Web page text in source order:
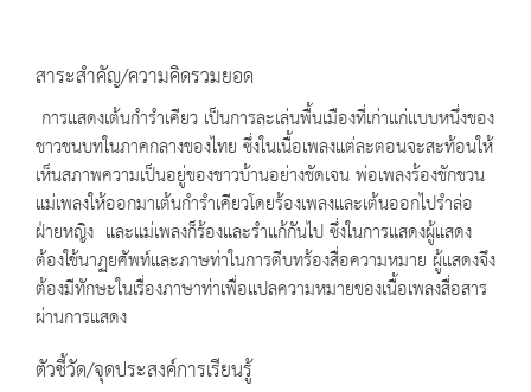
สาระสำคัญ/ความคิดรวมยอด
การแสดงเต้นกำรำเคียว เป็นการละเล่นพื้นเมืองที่เก่าแก่แบบหนึ่งของ
ชาวชนบทในภาคกลางของไทย ซึ่งในเนื้อเพลงแต่ละตอนจะสะท้อนให้
เห็นสภาพความเป็นอยู่ของชาวบ้านอย่างชัดเจน พ่อเพลงร้องชักชวน
แม่เพลงให้ออกมาเต้นกำรำเคียวโดยร้องเพลงและเต้นออกไปรำล่อ
ฝ่ายหญิง และแม่เพลงก็ร้องและรำแก้กันไป ซึ่งในการแสดงผู้แสดง
ต้องใช้นาฏยศัพท์และภาษท่าในการตีบทร้องสื่อความหมาย ผู้แสดงจึง
ต้องมีทักษะในเรื่องภาษาท่าเพื่อแปลความหมายของเนื้อเพลงสื่อสาร
ผ่านการแสดง
ตัวชี้วัด/จุดประสงค์การเรียนรู้